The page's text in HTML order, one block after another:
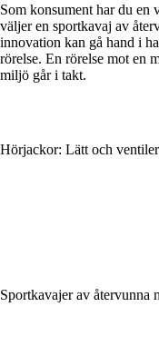
Som konsument har du
väljer en sportkavaj av
innovation kan gå hand i
rörelse. En rörelse mot en
miljö går i takt.
Hörjackor: Lätt och
Sportkavajer av återvunna